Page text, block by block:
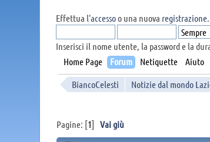
Effettua l'accessoo una nuova registrazione.
Inserisci il nome utente, la password e la
Home Page
Forum Netiquette Aiuto
BiancoCelesti Notizie dal mondo
Pagine: [1]Vai giù